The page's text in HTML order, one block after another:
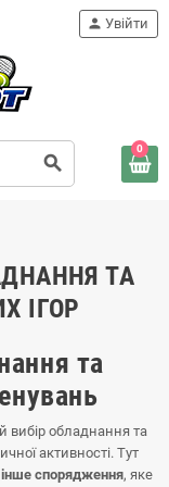
search
person Увійти
0
ТА
ІГОР
та
вибір обладнання та
активності. Тут
інше спорядження, яке